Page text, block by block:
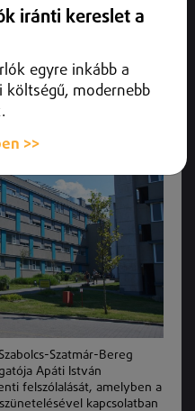
Szatmár-Bereg
felszólalását,
átmeneti szünetelésével
munkamorálját
Szatmár-Bereg
Apáti István
felszólalását, amelyben a
kapcsolatban
iránti kereslet a
egyre inkább a
modernebb
>>